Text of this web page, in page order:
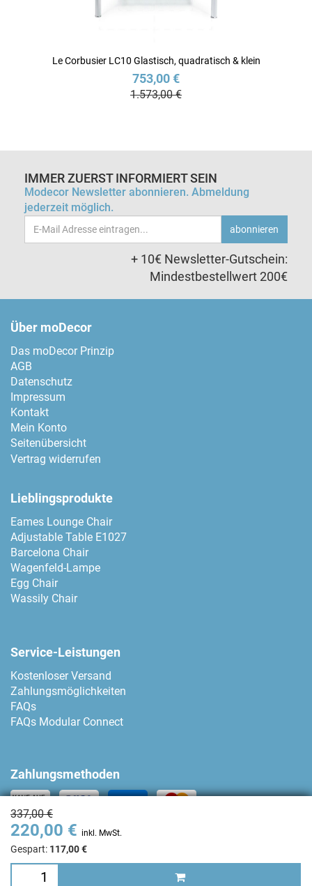
337,00 €
220,00 € inkl. MwSt.
Gespart: 117,00 €
Le Corbusier LC10 Glastisch, quadratisch & klein
753,00 €
1.573,00 €
IMMER ZUERST INFORMIERT SEIN
Modecor Newsletter abonnieren. Abmeldung
jederzeit möglich.
Email-
Adresse
abonnieren
+ 10€ Newsletter-Gutschein:
Mindestbestellwert 200€
Über moDecor
Das moDecor Prinzip
AGB
Datenschutz
Impressum
Kontakt
Mein Konto
Seitenübersicht
Vertrag widerrufen
Lieblingsprodukte
Eames Lounge Chair
Adjustable Table E1027
Barcelona Chair
Wagenfeld-Lampe
Egg Chair
Wassily Chair
Service-Leistungen
Kostenloser Versand
Zahlungsmöglichkeiten
FAQs
FAQs Modular Connect
Zahlungsmethoden
Kontakt
+34 93 80 04 874